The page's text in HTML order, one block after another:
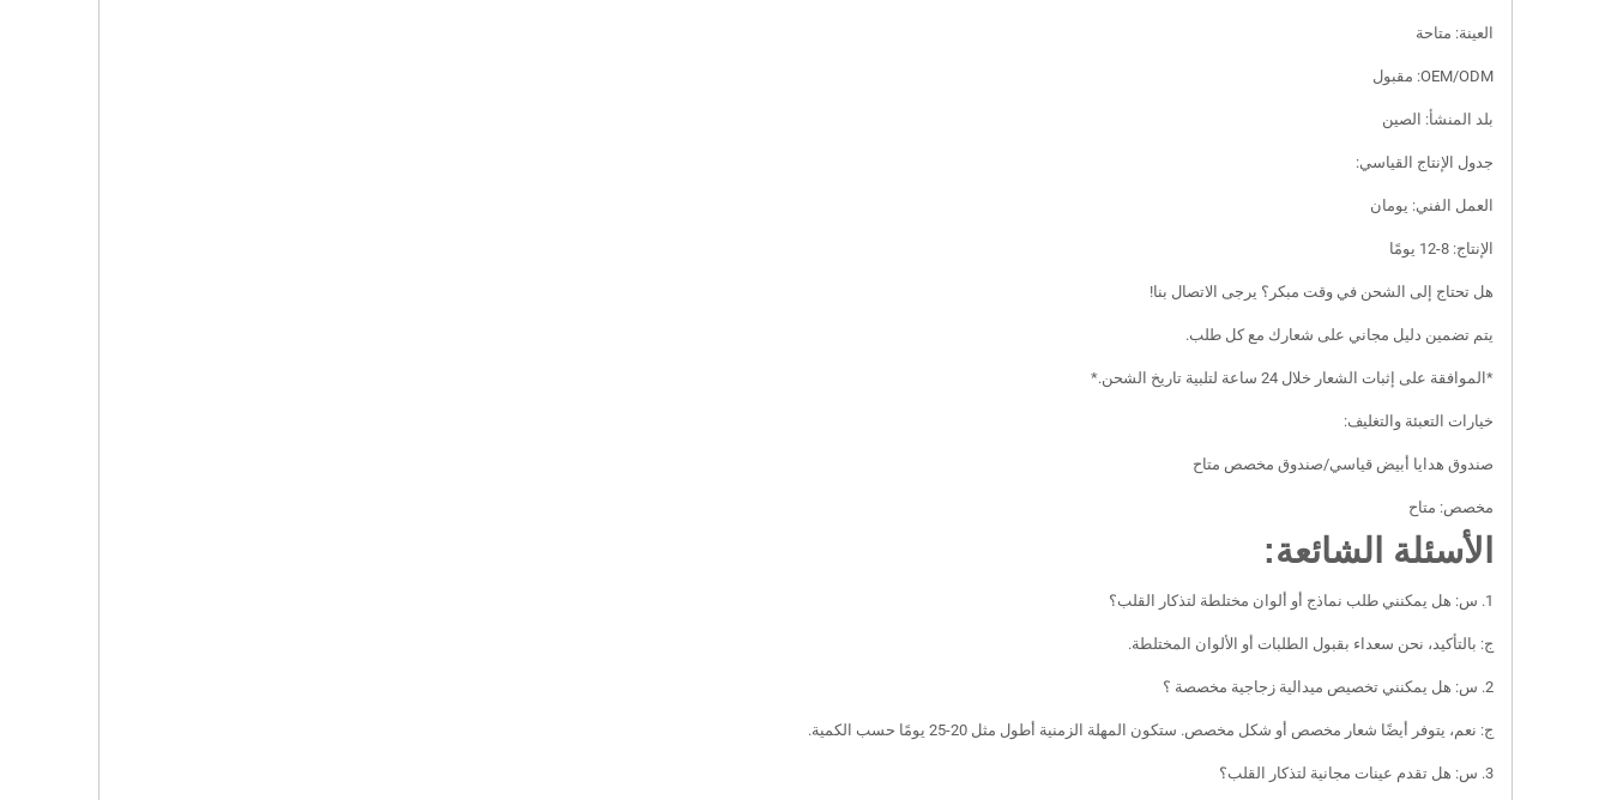
العينة: متاحة
OEM/ODM: مقبول
بلد المنشأ: الصين
جدول الإنتاج القياسي:
العمل الفني: يومان
الإنتاج: 8-12 يومًا
هل تحتاج إلى الشحن في وقت مبكر؟ يرجى الاتصال بنا!
يتم تضمين دليل مجاني على شعارك مع كل طلب.
*الموافقة على إثبات الشعار خلال 24 ساعة لتلبية تاريخ الشحن.*
خيارات التعبئة والتغليف:
صندوق هدايا أبيض قياسي/صندوق مخصص متاح
مخصص: متاح
الأسئلة الشائعة:
1. س: هل يمكنني طلب نماذج أو ألوان مختلطة لتذكار القلب؟
ج: بالتأكيد، نحن سعداء بقبول الطلبات أو الألوان المختلطة.
2. س: هل يمكنني تخصيص ميدالية زجاجية مخصصة ؟
ج: نعم، يتوفر أيضًا شعار مخصص أو شكل مخصص. ستكون المهلة الزمنية أطول مثل 20-25 يومًا حسب الكمية.
3. س: هل تقدم عينات مجانية لتذكار القلب؟